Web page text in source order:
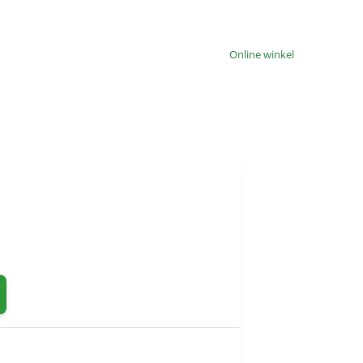
Online winkel